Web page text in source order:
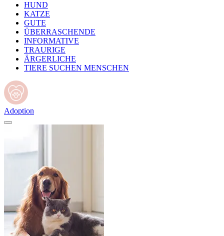
HUND
KATZE
GUTE
ÜBERRASCHENDE
INFORMATIVE
TRAURIGE
ÄRGERLICHE
TIERE SUCHEN MENSCHEN
Adoption